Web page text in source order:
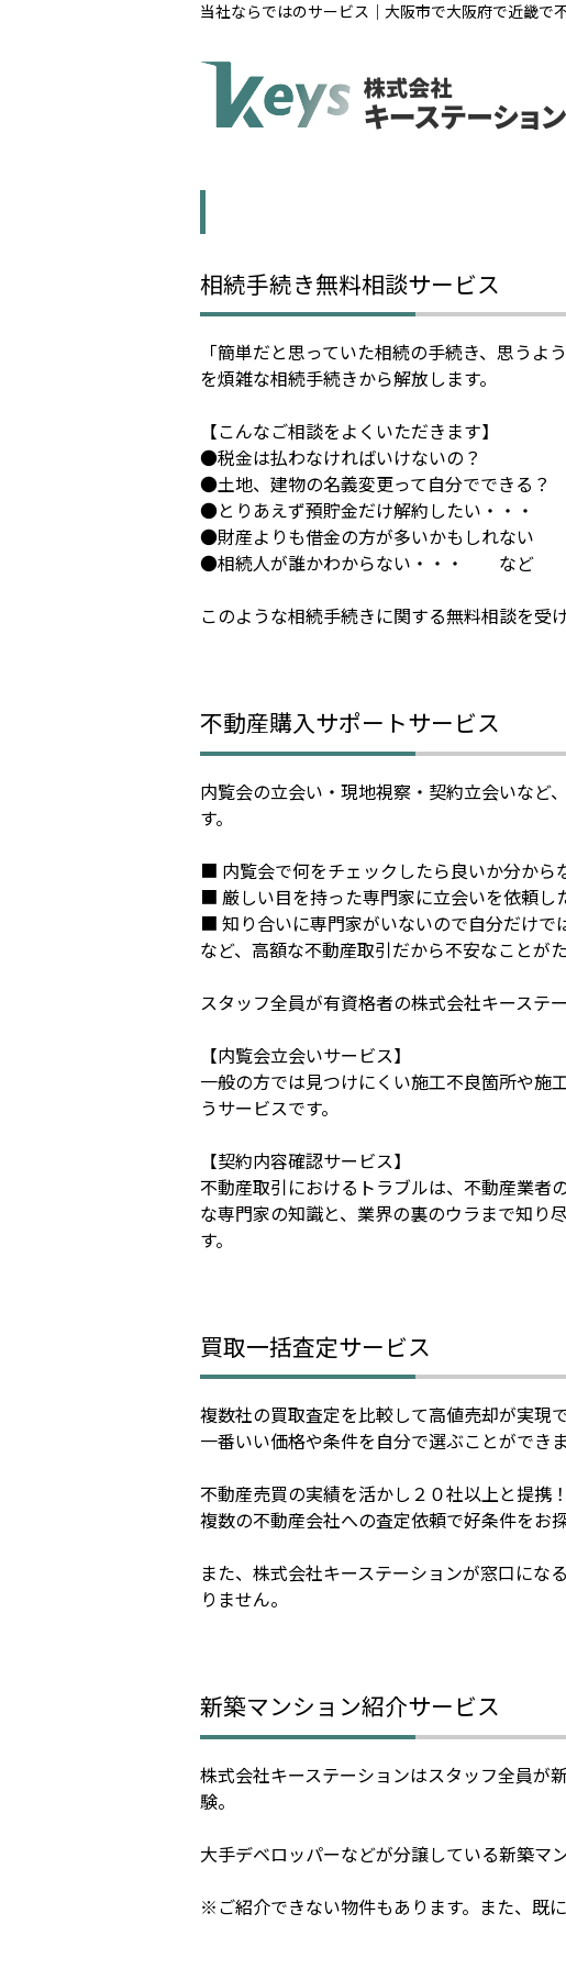
当社ならではのサービス｜大阪市で大阪府で近畿で
相続手続き無料相談サービス
「簡単だと思っていた相続の手続き、思う
を煩雑な相続手続きから解放します。
【こんなご相談をよくいただきます】
●税金は払わなければいけないの？
●土地、建物の名義変更って自分でできる？
●とりあえず預貯金だけ解約したい・・・
●財産よりも借金の方が多いかもしれない
●相続人が誰かわからない・・・ など
このような相続手続きに関する無料相談を受
不動産購入サポートサービス
内覧会の立会い・現地視察・契約立会いなど
す。
■ 内覧会で何をチェックしたら良いか分から
■ 厳しい目を持った専門家に立会いを依頼し
■ 知り合いに専門家がいないので自分だけで
など、高額な不動産取引だから不安なことがた
スタッフ全員が有資格者の株式会社キーステ
【内覧会立会いサービス】
一般の方では見つけにくい施工不良箇所や施
うサービスです。
【契約内容確認サービス】
不動産取引におけるトラブルは、不動産業者
な専門家の知識と、業界の裏のウラまで知り
す。
買取一括査定サービス
複数社の買取査定を比較して高値売却が実現
一番いい価格や条件を自分で選ぶことができま
不動産売買の実績を活かし２０社以上と提携！
複数の不動産会社への査定依頼で好条件をお探
また、株式会社キーステーションが窓口にな
りません。
新築マンション紹介サービス
株式会社キーステーションはスタッフ全員が
験。
大手デベロッパーなどが分譲している新築マ
※ご紹介できない物件もあります。また、既